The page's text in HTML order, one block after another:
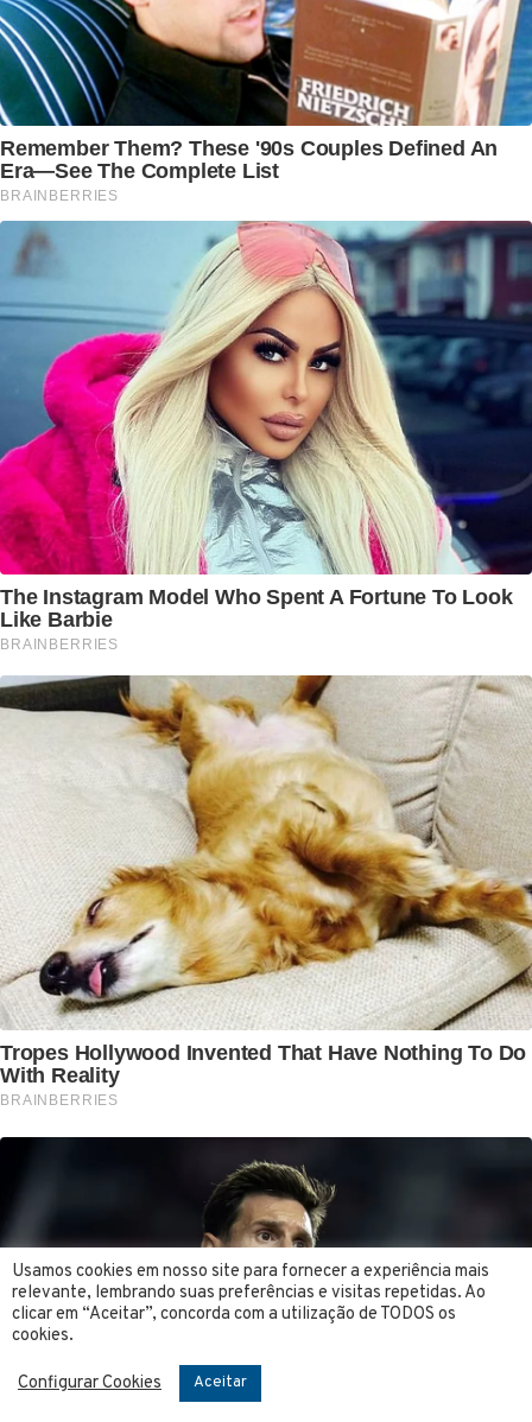
Usamos cookies em nosso site para fornecer a experiência mais
relevante, lembrando suas preferências e visitas repetidas. Ao
clicar em “Aceitar”, concorda com a utilização de TODOS os
cookies.
Configurar Cookies Aceitar